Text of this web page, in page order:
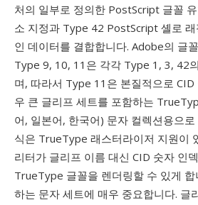
처의 일부로 정의한 PostScript 글꼴
소 지정과 Type 42 PostScript 셸로
인 데이터를 결합합니다. Adobe의 글
Type 9, 10, 11은 각각 Type 1, 3, 42
며, 따라서 Type 11은 본질적으로
우 큰 글리프 세트를 포함하는
어, 일본어, 한국어) 문자 컬렉션용으
식은 TrueType 래스터라이저 지원이
리터가 글리프 이름 대신 CID 숫자 인
TrueType 글꼴을 렌더링할 수 있게
하는 문자 세트에 매우 중요합니다. 글